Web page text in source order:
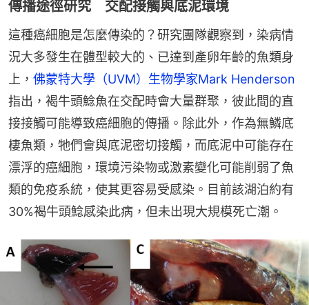
傳播途徑研究 交配接觸與底泥環境
這種癌細胞是怎麼傳染的？研究團隊觀察到，染病情
況大多發生在體型較大的、已達到產卵年齡的魚類身
上， 佛蒙特大學（UVM）生物學家Mark Henderson
指出，褐牛頭鯰魚在交配時會大量群聚，彼此間的直
接接觸可能導致癌細胞的傳播。除此外，作為無鱗底
棲魚類，牠們會與底泥密切接觸，而底泥中可能存在
漂浮的癌細胞，環境污染物或激素變化可能削弱了魚
類的免疫系統，使其更容易受感染。目前該湖泊約有
30%褐牛頭鯰感染此病，但未出現大規模死亡潮。